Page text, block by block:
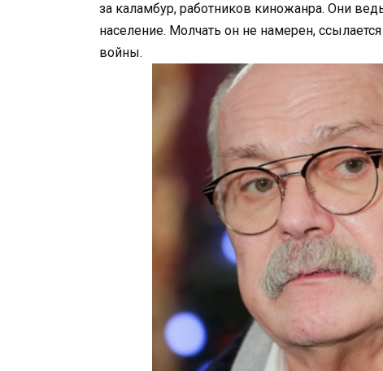
за каламбур, работников киножанра. Они
население. Молчать он не намерен,
войны.